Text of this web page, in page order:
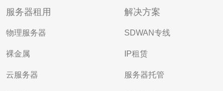
服务器租用
物理服务器
裸金属
云服务器
解决方案
SDWAN专线
IP租赁
服务器托管